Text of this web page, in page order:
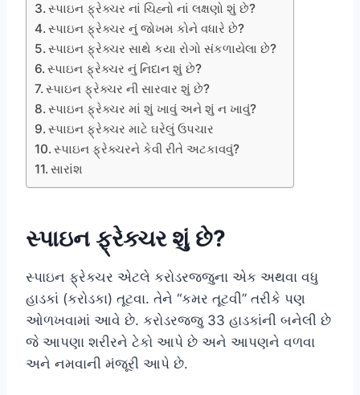
સ્પાઇન ફ્રેક્ચર નાં ચિહ્નો નાં લક્ષણો શું છે?
સ્પાઇન ફ્રેક્ચર નું જોખમ કોને વધારે છે?
સ્પાઇન ફ્રેક્ચર સાથે કયા રોગો સંકળાયેલા છે?
સ્પાઇન ફ્રેક્ચર નું નિદાન શું છે?
સ્પાઇન ફ્રેક્ચર ની સારવાર શું છે?
સ્પાઇન ફ્રેક્ચર માં શું ખાવું અને શું ન ખાવું?
સ્પાઇન ફ્રેક્ચર માટે ઘરેલું ઉપચાર
સ્પાઇન ફ્રેક્ચરને કેવી રીતે અટકાવવું?
સારાંશ
સ્પાઇન ફ્રેક્ચર શું છે?
સ્પાઇન ફ્રેક્ચર એટલે કરોડરજ્જુના એક અથવા વધુ
હાડકાં (કરોડકા) તૂટવા. તેને “કમર તૂટવી” તરીકે પણ
ઓળખવામાં આવે છે. કરોડરજ્જુ 33 હાડકાંની બનેલી છે
જે આપણા શરીરને ટેકો આપે છે અને આપણને વળવા
અને નમવાની મંજૂરી આપે છે.